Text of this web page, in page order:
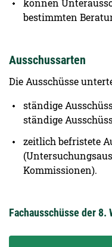
können
bestimmten
Ausschussarten
Die Ausschüsse
ständige
ständige
zeitlich befristete
Kommissionen).
Fachausschüsse der 8.